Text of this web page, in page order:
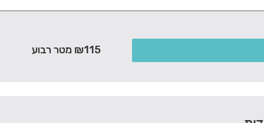
₪115 מטר רבוע